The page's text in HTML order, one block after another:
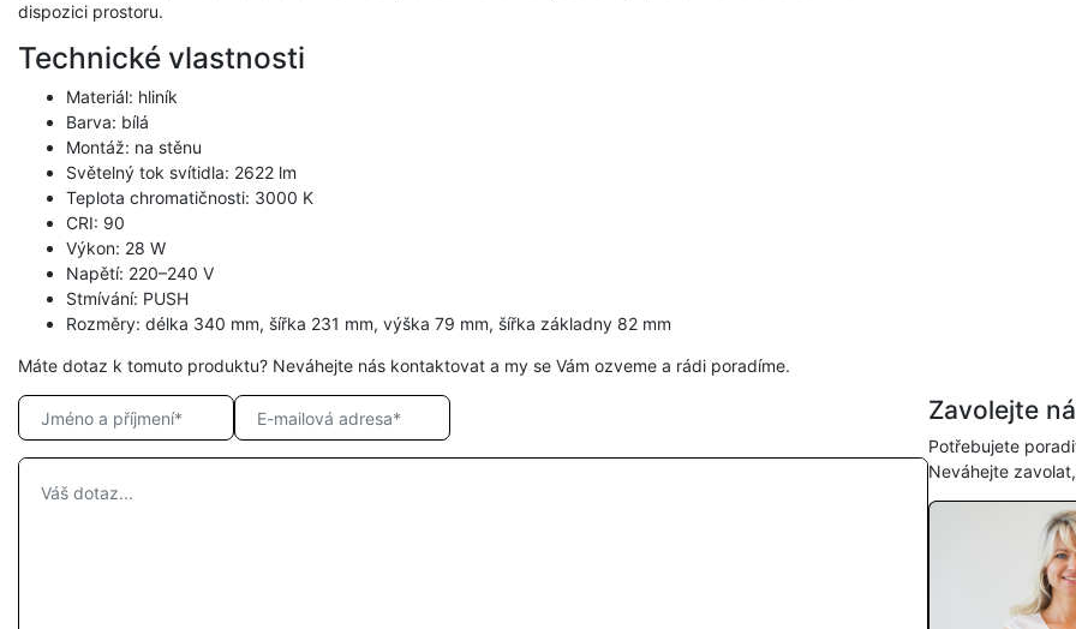
dispozici prostoru.
Technické vlastnosti
Materiál: hliník
Barva: bílá
Montáž: na stěnu
Světelný tok svítidla: 2622 lm
Teplota chromatičnosti: 3000 K
CRI: 90
Výkon: 28 W
Napětí: 220–240 V
Stmívání: PUSH
Rozměry: délka 340 mm, šířka 231 mm, výška 79 mm, šířka základny 82 mm
Máte dotaz k tomuto produktu? Neváhejte nás kontaktovat a my se Vám ozveme a rádi poradíme.
Zavolejte
Potřebujete
Neváhejte